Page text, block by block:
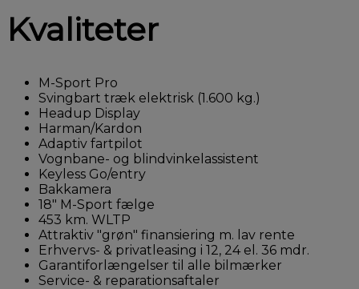
Kvaliteter
M-Sport Pro
Svingbart træk elektrisk (1.600 kg.)
Headup Display
Harman/Kardon
Adaptiv fartpilot
Vognbane- og blindvinkelassistent
Keyless Go/entry
Bakkamera
18" M-Sport fælge
453 km. WLTP
Attraktiv "grøn" finansiering m. lav rente
Erhvervs- & privatleasing i 12, 24 el. 36 mdr.
Garantiforlængelser til alle bilmærker
Service- & reparationsaftaler